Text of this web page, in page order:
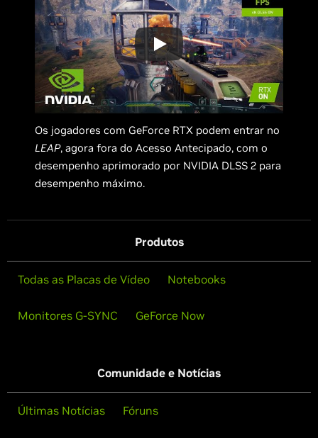
Os jogadores com GeForce RTX podem entrar no
LEAP, agora fora do Acesso Antecipado, com o
desempenho aprimorado por NVIDIA DLSS 2 para
desempenho máximo.
Produtos
Todas as Placas de Vídeo Notebooks
Monitores G-SYNC GeForce Now
Comunidade e Notícias
Últimas Notícias Fóruns